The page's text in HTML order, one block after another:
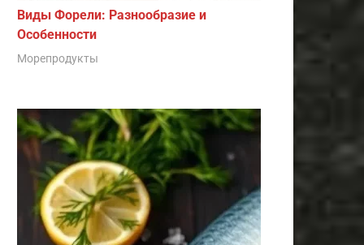
Виды Форели: Разнообразие и
Особенности
Морепродукты